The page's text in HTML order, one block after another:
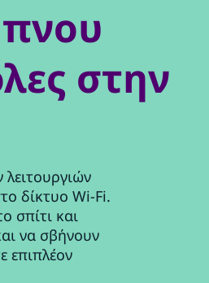
στην
δίκτυο Wi-Fi.
σπίτι και
να σβήνουν
επιπλέον